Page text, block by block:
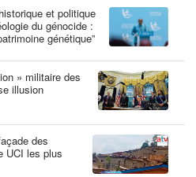
et politique
du génocide :
génétique”
» militaire des
illusion
des
UCI les plus